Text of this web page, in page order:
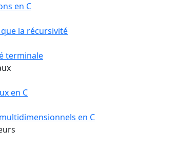
en C
la récursivité
terminale
en C
en C